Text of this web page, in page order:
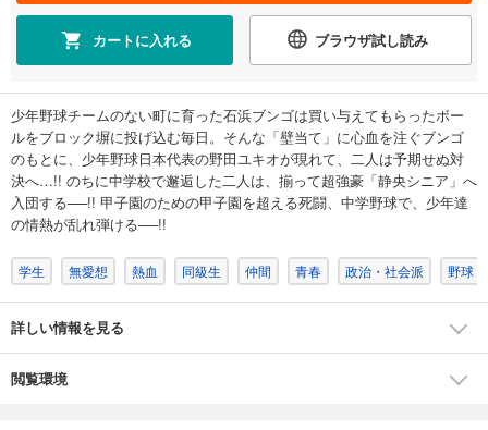
カートに入れる ブラウザ試し読み
少年野球チームのない町に育った石浜ブンゴは買い与えてもらったボー
ルをブロック塀に投げ込む毎日。そんな「壁当て」に心血を注ぐブンゴ
のもとに、少年野球日本代表の野田ユキオが現れて、二人は予期せぬ対
決へ…!! のちに中学校で邂逅した二人は、揃って超強豪「静央シニア」へ
入団する──!! 甲子園のための甲子園を超える死闘、中学野球で、少年達
の情熱が乱れ弾ける──!!
学生 無愛想 熱血 同級生 仲間 青春 政治・社会派 野球
詳しい情報を見る
閲覧環境